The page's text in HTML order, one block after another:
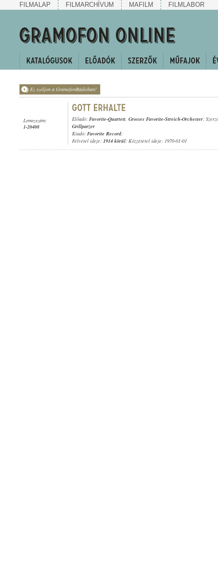
FILMALAP FILMARCHÍVUM MAFILM FILMLABOR
Ez szóljon a GramofonRádióban!
Lemezszám:
1-20408
Előadó: Favorite-Quartett, Grosses Favorite-Streich-Orchester;
Grillparzer
Kiadó: Favorite Record;
Felvétel ideje: 1914 körül; Közzététel ideje: 1970-01-01